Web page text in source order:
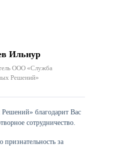
Ильнур
ООО «Служба
Решений»
благодарит Вас
сотрудничество.
за